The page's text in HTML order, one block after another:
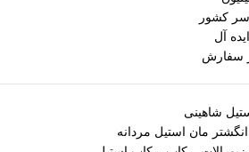
کشور
آل
سفارش
شاهینی
مان استیل مردانه